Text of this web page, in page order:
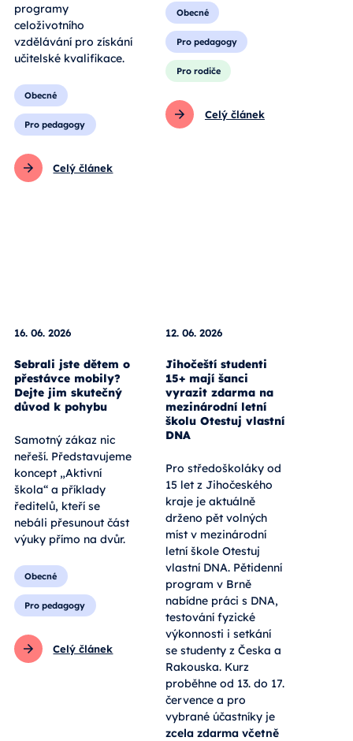
programy
celoživotního
vzdělávání pro získání
učitelské kvalifikace.
Obecné
Pro pedagogy
Celý článek
Obecné
Pro pedagogy
Pro rodiče
Celý článek
16. 06. 2026
Sebrali jste dětem o
přestávce mobily?
Dejte jim skutečný
důvod k pohybu
Samotný zákaz nic
neřeší. Představujeme
koncept „Aktivní
škola“ a příklady
ředitelů, kteří se
nebáli přesunout část
výuky přímo na dvůr.
Obecné
Pro pedagogy
Celý článek
12. 06. 2026
Jihočeští studenti
15+ mají šanci
vyrazit zdarma na
mezinárodní letní
školu Otestuj vlastní
DNA
Pro středoškoláky od
15 let z Jihočeského
kraje je aktuálně
drženo pět volných
míst v mezinárodní
letní škole Otestuj
vlastní DNA. Pětidenní
program v Brně
nabídne práci s DNA,
testování fyzické
výkonnosti i setkání
se studenty z Česka a
Rakouska. Kurz
proběhne od 13. do 17.
července a pro
vybrané účastníky je
zcela zdarma včetně